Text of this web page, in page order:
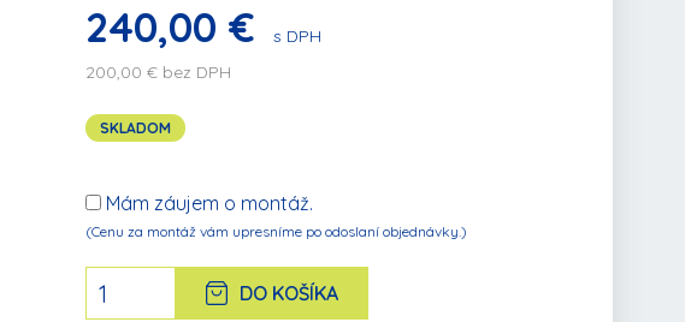
240,00 €
s DPH
200,00 € bez DPH
SKLADOM
Mám záujem o montáž.
(Cenu za montáž vám upresníme po odoslaní objednávky.)
DO KOŠÍKA